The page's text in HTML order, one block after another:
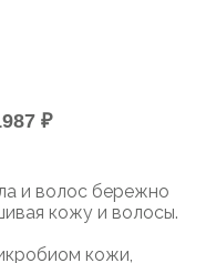
₽
и волос бережно
кожу и волосы.
кожи,